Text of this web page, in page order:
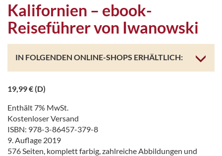
Kalifornien – ebook-
Reiseführer von Iwanowski
IN FOLGENDEN ONLINE-SHOPS ERHÄLTLICH:
19,99€(D)
Enthält 7% MwSt.
Kostenloser Versand
ISBN: 978-3-86457-379-8
9. Auflage 2019
576 Seiten, komplett farbig, zahlreiche Abbildungen und